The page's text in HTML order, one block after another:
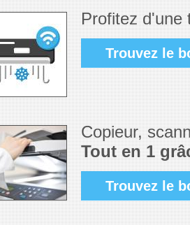
Profitez d'une
Trouvez le
Copieur,
Tout en 1
Trouvez le